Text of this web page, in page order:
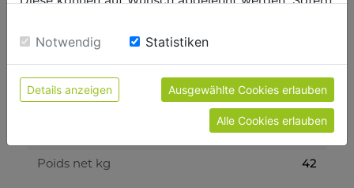
Niveau puissance sonore- vibreur
45
Poids net kg 42
Einwilligung zu unseren Cookies.
Notwendig Statistiken
Details anzeigen Ausgewählte Cookies erlauben
Alle Cookies erlauben